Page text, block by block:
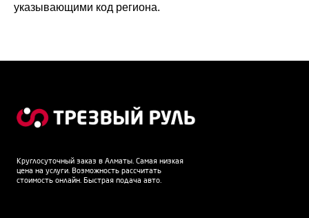
указывающими код региона.
Круглосуточный заказ в Алматы. Самая низкая
цена на услуги. Возможность рассчитать
стоимость онлайн. Быстрая подача авто.